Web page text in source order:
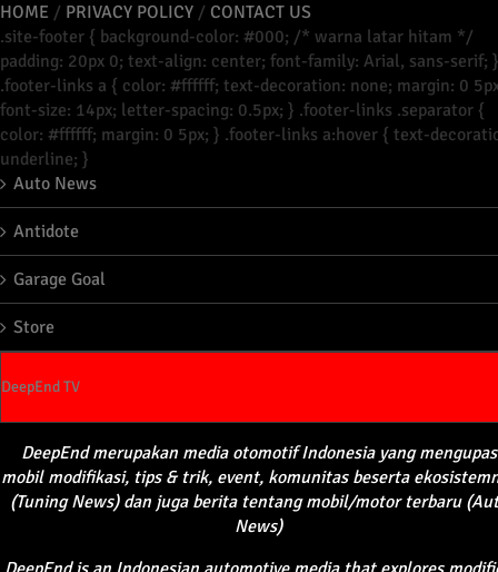
HOME / PRIVACY POLICY / CONTACT US
.site-footer { background-color: #000; /* warna latar hitam */
padding: 20px 0; text-align: center; font-family: Arial, sans-serif; }
.footer-links a { color: #ffffff; text-decoration: none; margin: 0
font-size: 14px; letter-spacing: 0.5px; } .footer-links .separator {
color: #ffffff; margin: 0 5px; } .footer-links a:hover { text-
underline; }
Auto News
Antidote
Garage Goal
Store
DeepEnd TV
DeepEnd merupakanmedia otomotifIndonesia yangmengupas
mobil modifikasi, tips & trik, event, komunitas beserta
(Tuning News) dan juga berita tentang mobil/motor terbaru
News)